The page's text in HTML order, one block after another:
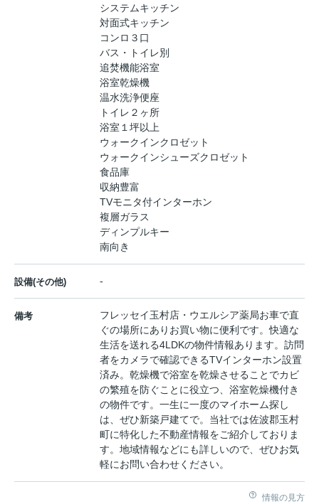
システムキッチン
対面式キッチン
コンロ３口
バス・トイレ別
追焚機能浴室
浴室乾燥機
温水洗浄便座
トイレ２ヶ所
浴室１坪以上
ウォークインクロゼット
ウォークインシューズクロゼット
食品庫
収納豊富
TVモニタ付インターホン
複層ガラス
ディンプルキー
南向き
設備(その他) -
備考
フレッセイ玉村店・ウエルシア薬局お車で直
ぐの場所にありお買い物に便利です。快適な
生活を送れる4LDKの物件情報あります。訪問
者をカメラで確認できるTVインターホン設置
済み。乾燥機で浴室を乾燥させることでカビ
の繁殖を防ぐことに役立つ、浴室乾燥機付き
の物件です。一生に一度のマイホーム探し
は、ぜひ新築戸建てで。当社では佐波郡玉村
町に特化した不動産情報をご紹介しておりま
す。地域情報などにも詳しいので、ぜひお気
軽にお問い合わせください。
情報の見方